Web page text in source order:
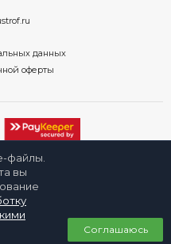
данных
оферты
в Новосибирске - приборы
Все права защищены.
файлы.
вы
Соглашаюсь